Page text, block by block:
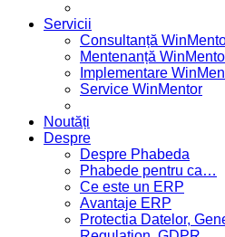
Servicii
Consultanță
Mentenanță
Implementare
Service WinMentor
Noutăți
Despre
Despre Phabeda
Phabede pentru ca…
Ce este un ERP
Avantaje ERP
Protectia Datelor,